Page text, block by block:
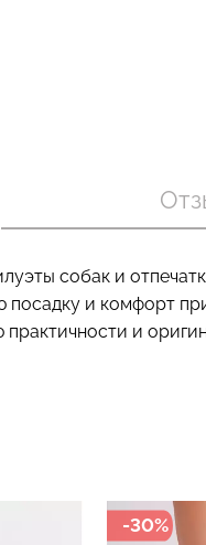
собак и
и комфорт
и